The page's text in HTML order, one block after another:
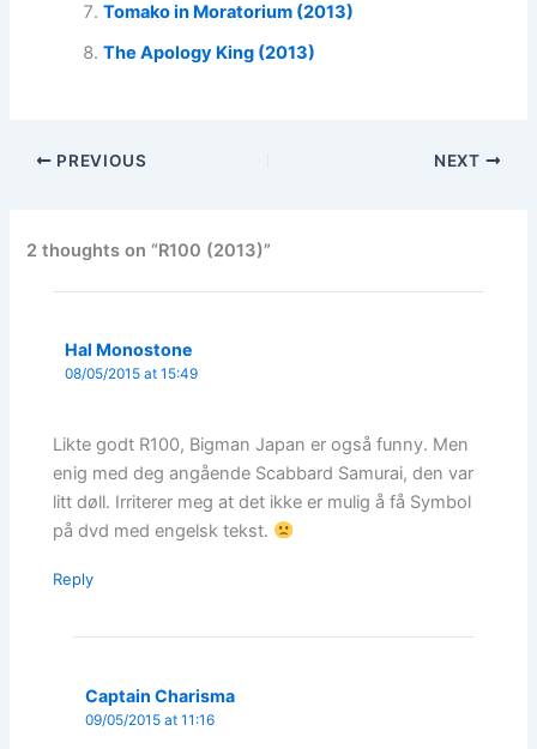
Tomako in Moratorium (2013)
The Apology King (2013)
PREVIOUS NEXT
2 thoughts on “R100 (2013)”
Hal Monostone
08/05/2015 at 15:49
Likte godt R100, Bigman Japan er også funny. Men
enig med deg angående Scabbard Samurai, den var
litt døll. Irriterer meg at det ikke er mulig å få Symbol
på dvd med engelsk tekst.
Reply
Captain Charisma
09/05/2015 at 11:16